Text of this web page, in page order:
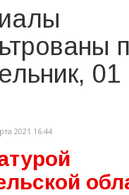
01
2021 16:44